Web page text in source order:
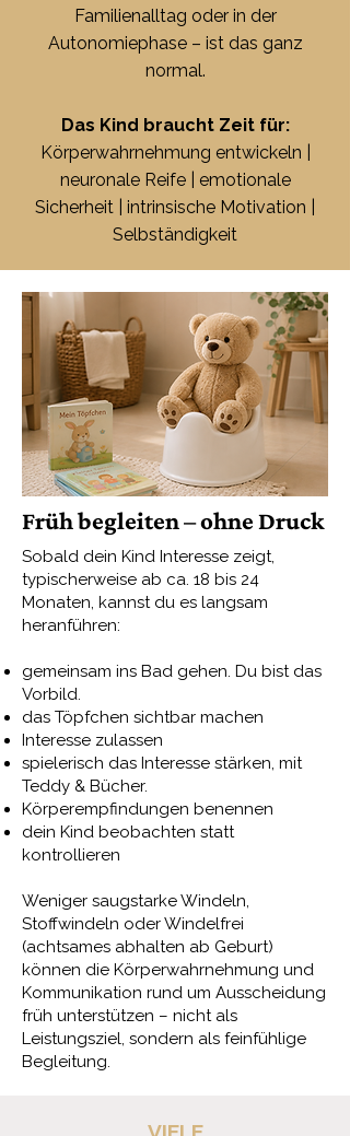
Familienalltag oder in der
Autonomiephase – ist das ganz
normal.
Das Kind braucht Zeit für:
Körperwahrnehmung entwickeln |
neuronale Reife | emotionale
Sicherheit | intrinsische Motivation |
Selbständigkeit
Früh begleiten – ohne Druck
Sobald dein Kind Interesse zeigt,
typischerweise ab ca. 18 bis 24
Monaten, kannst du es langsam
heranführen:
gemeinsam ins Bad gehen. Du bist das
Vorbild.
das Töpfchen sichtbar machen
Interesse zulassen
spielerisch das Interesse stärken, mit
Teddy & Bücher.
Körperempfindungen benennen
dein Kind beobachten statt
kontrollieren
Weniger saugstarke Windeln,
Stoffwindeln oder Windelfrei
(achtsames abhalten ab Geburt)
können die Körperwahrnehmung und
Kommunikation rund um Ausscheidung
früh unterstützen – nicht als
Leistungsziel, sondern als feinfühlige
Begleitung.